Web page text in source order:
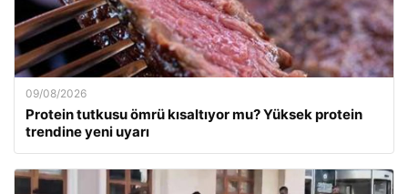
09/08/2026
Protein tutkusu ömrü kısaltıyor mu? Yüksek protein
trendine yeni uyarı